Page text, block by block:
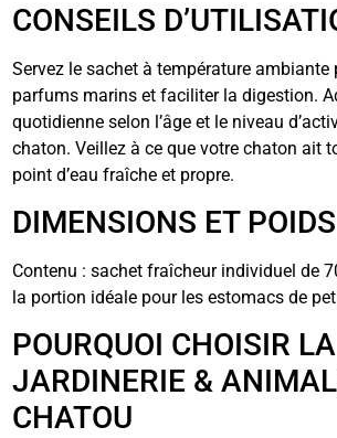
CONSEILS
Servez le sachet à température ambiante
parfums marins et faciliter la digestion.
quotidienne selon l’âge et le niveau
chaton. Veillez à ce que votre chaton ait
point d’eau fraîche et propre.
DIMENSIONS ET POIDS
Contenu : sachet fraîcheur individuel de
la portion idéale pour les estomacs de
POURQUOI CHOISIR LA
JARDINERIE &
CHATOU